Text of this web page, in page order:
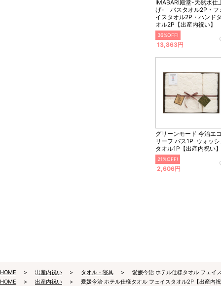
IMABARI殿堂-天然水仕
げ- バスタオル2P・フ
イスタオル2P・ハンド
オル2P【出産内祝い】
36%OFF!
13,863円
グリーンモード 今治エ
リーフ バス1P･ウォッ
タオル1P【出産内祝い
21%OFF!
2,606円
HOME 出産内祝い タオル・寝具
愛媛今治 ホテル仕様タオル フェイ
HOME
出産内祝い 愛媛今治 ホテル仕様タオル フェイスタオル2P【出産内